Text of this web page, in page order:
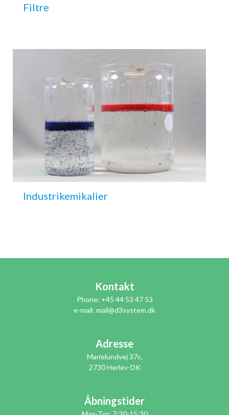
Filtre
Industrikemikalier
Kontakt
Phone: +45 44 53 47 53
e-mail: mail@d3system.dk
Adresse
Marielundvej 37c,
2730 Herlev-DK
Åbningstider